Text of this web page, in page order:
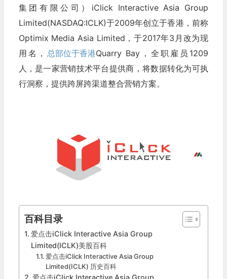
集团有限公司）iClick Interactive Asia Group
Limited(NASDAQ:ICLK)于2009年创立于香港，前称
Optimix Media Asia Limited，于2017年3月改为现
用名， 总部位于香港Quarry Bay，全职雇员1209
人，是一家营销技术平台提供商，将数据转化为可执
行洞察，提供跨屏跨渠道整合营销方案。
百科目录
爱点击iClick Interactive Asia Group
Limited(ICLK)美股百科
爱点击iClick Interactive Asia Group
Limited(ICLK) 历史百科